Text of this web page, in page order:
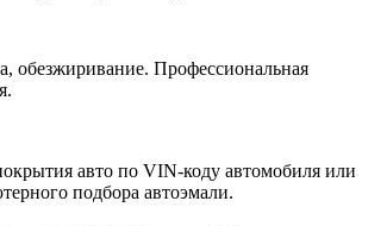
обезжиривание. Профессиональная
авто по VIN-коду автомобиля или
подбора автоэмали.